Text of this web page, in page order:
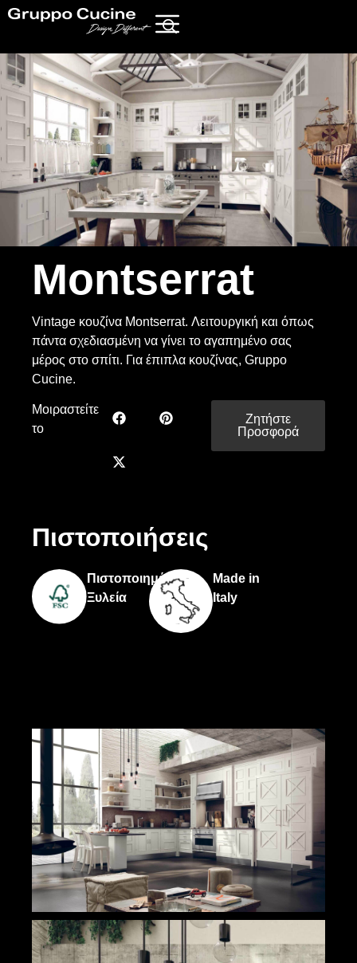
Montserrat
Vintage κουζίνα Montserrat. Λειτουργική και όπως
πάντα σχεδιασμένη να γίνει το αγαπημένο σας
μέρος στο σπίτι. Για έπιπλα κουζίνας, Gruppo
Cucine.
Μοιραστείτε
το
Ζητήστε
Προσφορά
Πιστοποιήσεις
Πιστοποιημένη
Ξυλεία
Made in
Italy